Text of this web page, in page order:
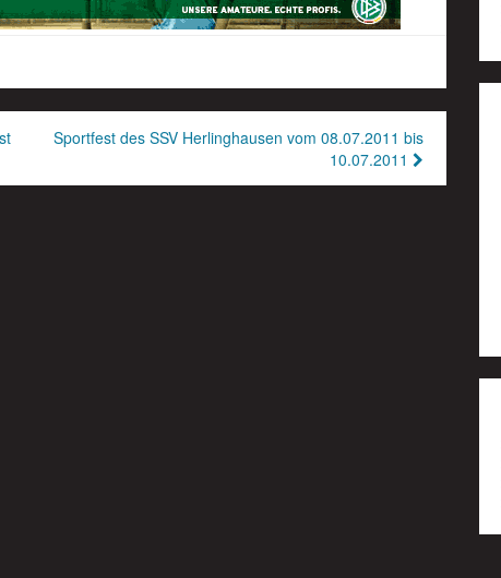
Sportfest des SSV Herlinghausen vom 08.07.2011 bis
10.07.2011